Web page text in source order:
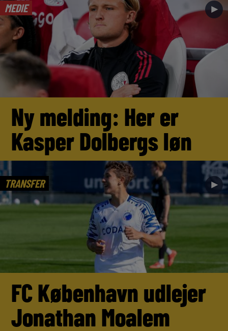
MEDIE ►
Ny melding: Her er
Kasper Dolbergs løn
TRANSFER ►
FC København udlejer
Jonathan Moalem